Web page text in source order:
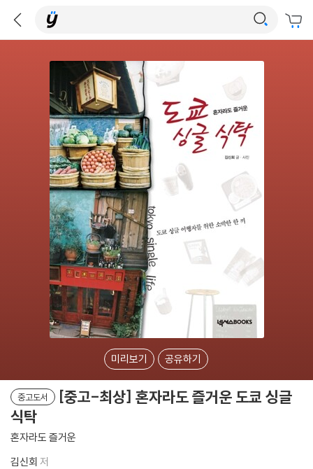
미리보기 공유하기
중고도서
[중고-최상] 혼자라도 즐거운 도쿄 싱글
식탁
혼자라도 즐거운
김신회 저